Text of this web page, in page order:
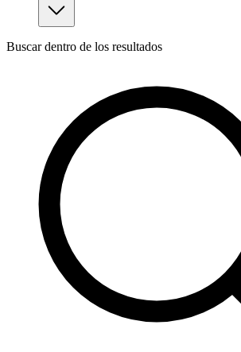
Buscar dentro de los resultados